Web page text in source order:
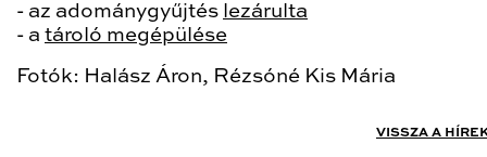
- az adománygyűjtés lezárulta
- a tároló megépülése
Fotók: Halász Áron, Rézsóné Kis Mária
VISSZA A